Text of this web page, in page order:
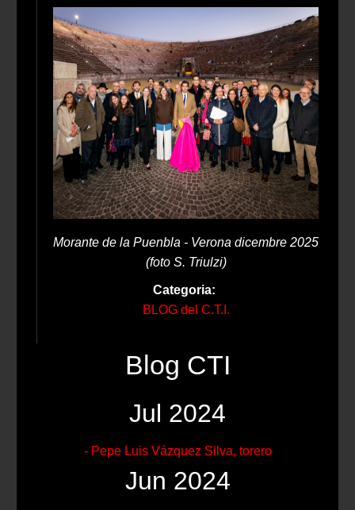
Morante de la Puenbla - Verona dicembre 2025
(foto S. Triulzi)
Categoria:
BLOG del C.T.I.
Blog CTI
Jul 2024
- Pepe Luis Vázquez Silva, torero
Jun 2024